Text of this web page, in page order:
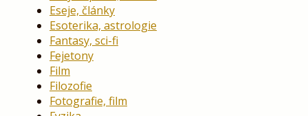
Eseje, články
Esoterika, astrologie
Fantasy, sci-fi
Fejetony
Film
Filozofie
Fotografie, film